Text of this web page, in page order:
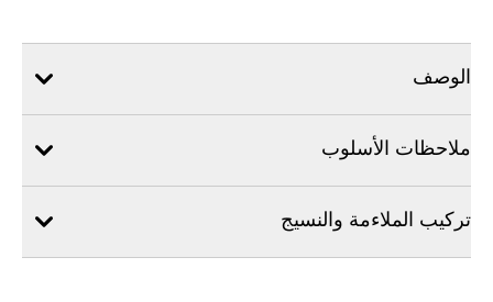
الوصف
ملاحظات الأسلوب
تركيب الملاءمة والنسيج